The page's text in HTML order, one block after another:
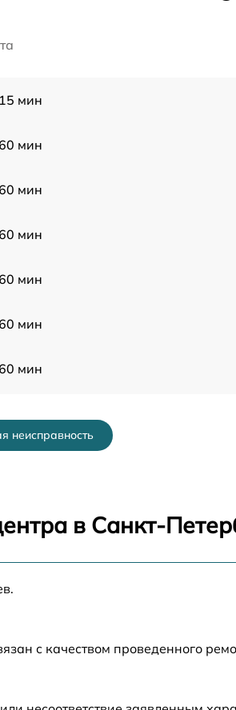
мин
мин
мин
мин
мин
мин
мин
мин
неисправность
в Санкт-
с качеством проведенного